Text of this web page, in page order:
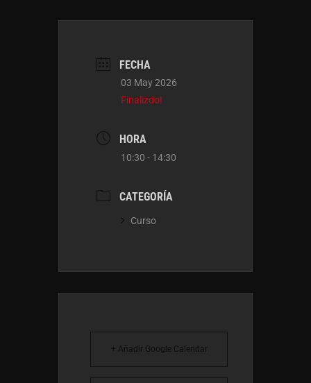
FECHA
03 May 2026
Finalizdo!
HORA
10:30 - 14:30
CATEGORÍA
Curso
+ Añadir Google Calendar